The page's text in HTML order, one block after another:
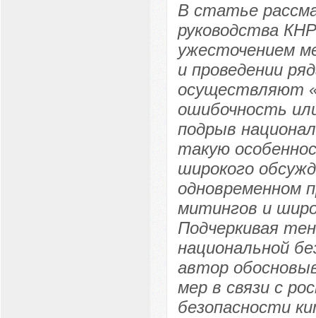
В статье
руководства
ужесточением
и проведении
осуществляют
ошибочность
подрыв
такую
широкого
одновременном
митингов и
Подчеркивая
национальной
автор
мер в связи с
безопасности